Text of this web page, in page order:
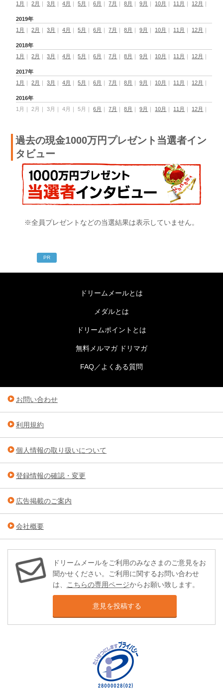
1月
｜2月 ｜3月 ｜4月 ｜5月 ｜6月 ｜7月 ｜8月 ｜9月 10月 11月 12月
2019年
1月
｜2月 ｜3月 ｜4月 ｜5月 ｜6月 ｜7月 ｜8月 ｜9月 10月 11月 12月
2018年
1月
｜2月 ｜3月 ｜4月 ｜5月 ｜6月 ｜7月 ｜8月 ｜9月 10月 11月 12月
2017年
1月
｜2月 ｜3月 ｜4月 ｜5月 ｜6月 ｜7月 ｜8月 ｜9月 10月 11月 12月
2016年
1月
｜2月 ｜3月 ｜4月 ｜5月 ｜6月 ｜7月 ｜8月 ｜9月 10月 11月 12月
過去の現金1000万円プレゼント当選者イン
タビュー
※全員プレゼントなどの当選結果は表示していません。
PR
ドリームメールとは
メダルとは
ドリームポイントとは
無料メルマガ ドリマガ
FAQ／よくある質問
お問い合わせ
利用規約
個人情報の取り扱いについて
登録情報の確認・変更
広告掲載のご案内
会社概要
ドリームメールをご利用のみなさまのご意見をお
聞かせください。ご利用に関するお問い合わせ
は、
こちらの専用ページからお願い致します。
意見を投稿する